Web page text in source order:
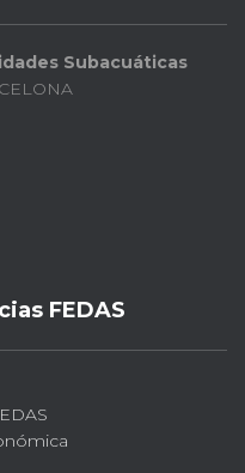
Subacuáticas
FEDAS